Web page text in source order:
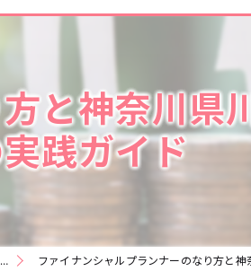
家計
老後資金
と神奈川県
践ガイド
ファイナンシャルプランナーのなり方と神